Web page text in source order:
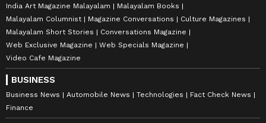
India Art Magazine Malayalam
Malayalam Books
Malayalam Columnist
Magazine Conversations
Culture Magazines
Malayalam Short Stories
Conversations Magazine
Web Exclusive Magazine
Web Specials Magazine
Video Cafe Magazine
BUSINESS
Business News Automobile News Technologies
Fact Check News
Finance